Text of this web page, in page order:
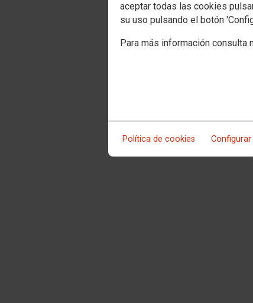
aceptar todas las cookies
su uso pulsando el botón
Para más información consulta
Política de cookies